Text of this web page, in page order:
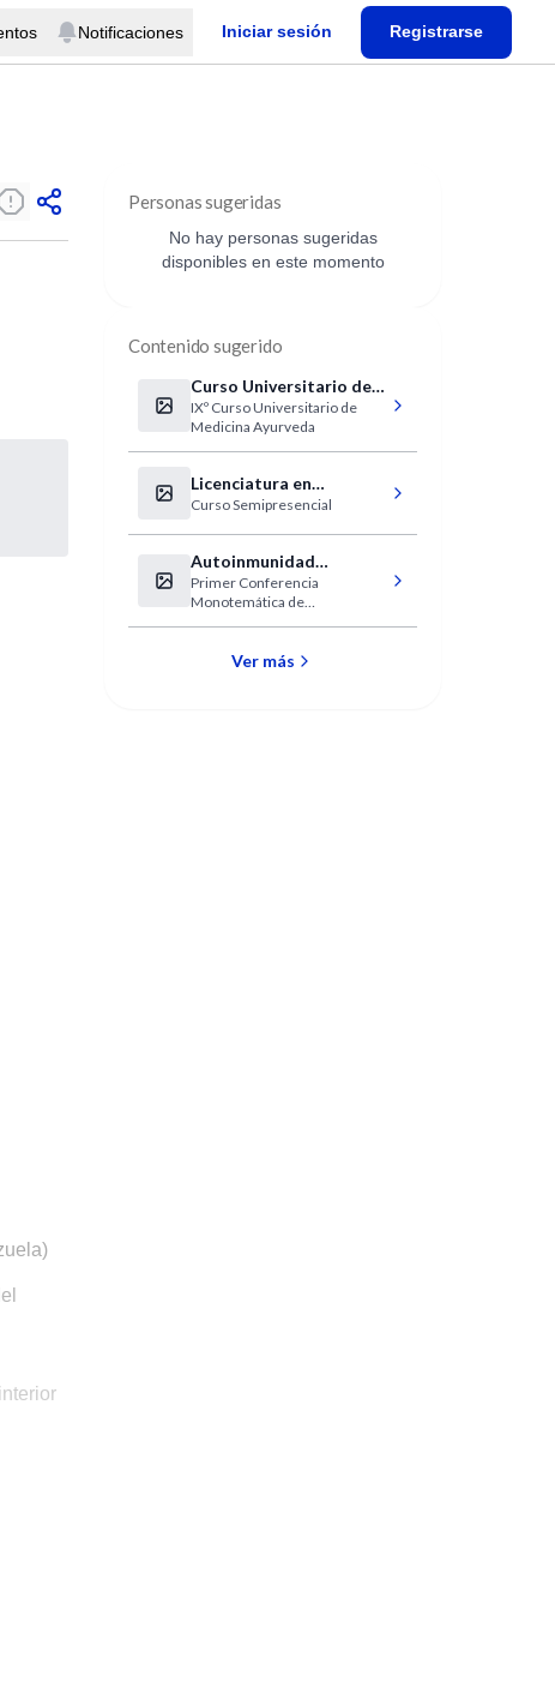
Notificaciones Iniciar sesión Registrarse
Personas sugeridas
No hay personas sugeridas
disponibles en este momento
Contenido sugerido
Curso Universitario de
Medicina Ayurveda
IXº Curso Universitario de
Medicina Ayurveda
Licenciatura en
Enfermería
Curso Semipresencial
Autoinmunidad
Hepática
Primer Conferencia
Monotemática de
Ver más